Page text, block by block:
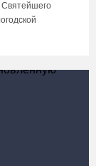
Святейшего